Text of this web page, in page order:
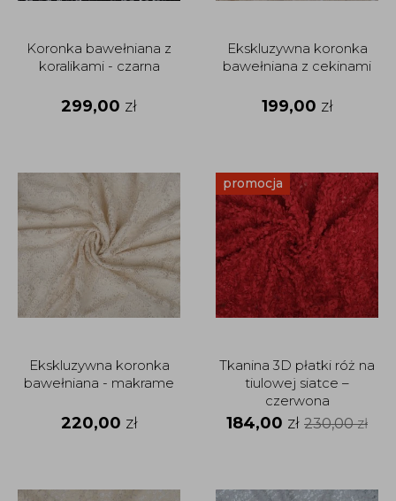
Koronka bawełniana z
koralikami - czarna
299,00 zł
Ekskluzywna koronka
bawełniana z cekinami
199,00 zł
Ekskluzywna koronka
bawełniana - makrame
220,00 zł
promocja
Tkanina 3D płatki róż na
tiulowej siatce –
czerwona
184,00 zł 230,00zł